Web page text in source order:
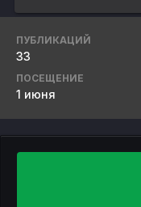
ПУБЛИКАЦИЙ
33
ПОСЕЩЕНИЕ
1 июня